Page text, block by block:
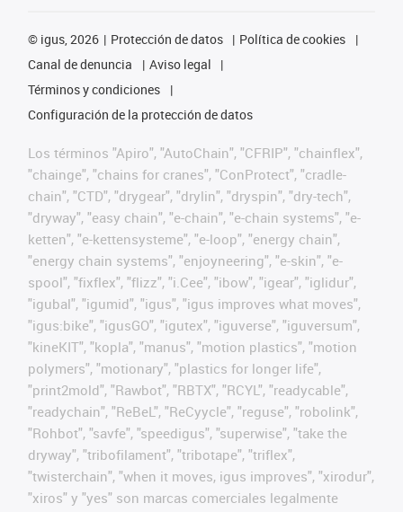
© igus, 2026 Protección de datos
Política de cookies
Canal de denuncia
Aviso legal
Términos y condiciones
Configuración de la protección de datos
Los términos "Apiro", "AutoChain", "CFRIP", "chainflex",
"chainge", "chains for cranes", "ConProtect", "cradle-
chain", "CTD", "drygear", "drylin", "dryspin", "dry-tech",
"dryway", "easy chain", "e-chain", "e-chain systems", "e-
ketten", "e-kettensysteme", "e-loop", "energy chain",
"energy chain systems", "enjoyneering", "e-skin", "e-
spool", "fixflex", "flizz", "i.Cee", "ibow", "igear", "iglidur",
"igubal", "igumid", "igus", "igus improves what moves",
"igus:bike", "igusGO", "igutex", "iguverse", "iguversum",
"kineKIT", "kopla", "manus", "motion plastics", "motion
polymers", "motionary", "plastics for longer life",
"print2mold", "Rawbot", "RBTX", "RCYL", "readycable",
"readychain", "ReBeL", "ReCyycle", "reguse", "robolink",
"Rohbot", "savfe", "speedigus", "superwise", "take the
dryway", "tribofilament", "tribotape", "triflex",
"twisterchain", "when it moves, igus improves", "xirodur",
"xiros" y "yes" son marcas comerciales legalmente